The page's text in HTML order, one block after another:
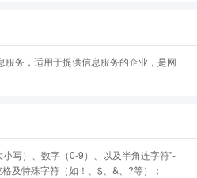
务，适用于提供信息服务的企业，是网
写）、数字（0-9）、以及半角连字符"-
及特殊字符（如！、$、&、?等）；